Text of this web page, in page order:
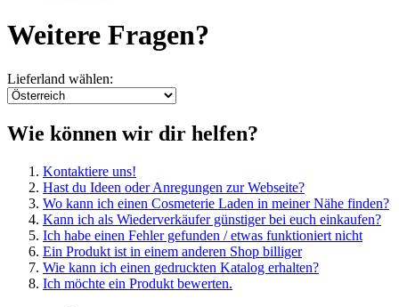
Weitere Fragen?
Lieferland wählen:
Wie können wir dir helfen?
Kontaktiere uns!
Hast du Ideen oder Anregungen zur Webseite?
Wo kann ich einen Cosmeterie Laden in meiner Nähe finden?
Kann ich als Wiederverkäufer günstiger bei euch einkaufen?
Ich habe einen Fehler gefunden / etwas funktioniert nicht
Ein Produkt ist in einem anderen Shop billiger
Wie kann ich einen gedruckten Katalog erhalten?
Ich möchte ein Produkt bewerten.